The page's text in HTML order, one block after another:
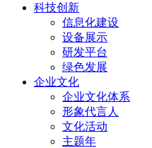
科技创新
信息化建设
设备展示
研发平台
绿色发展
企业文化
企业文化体系
形象代言人
文化活动
主题年